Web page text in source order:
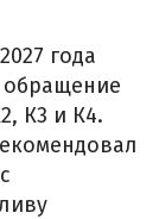
года
К3 и К4.